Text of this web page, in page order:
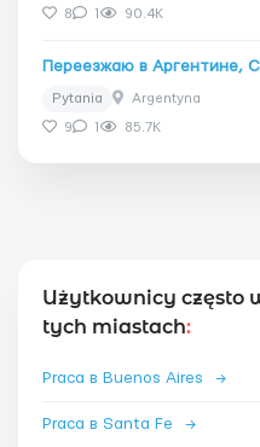
8 1 90.4K
Переезжаю в Аргентине,
Pytania Argentyna
9 1 85.7K
Użytkownicy często
tych miastach:
Praca в Buenos Aires →
Praca в Santa Fe →